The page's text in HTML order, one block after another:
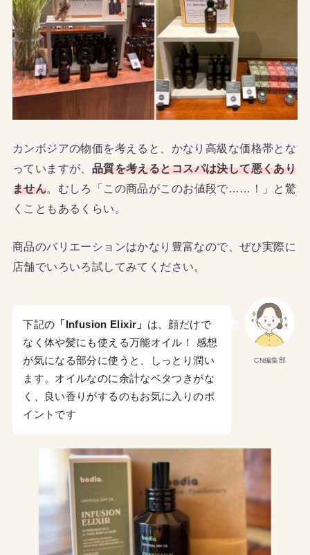
カンボジアの物価を考えると、かなり高級な価格帯とな
っていますが、 品質を考えるとコスパは決して悪くあり
ません 。むしろ「この商品がこのお値段で……！」と驚
くこともあるくらい。
商品のバリエーションはかなり豊富なので、ぜひ実際に
店舗でいろいろ試してみてください。
CN編集部
下記の 「Infusion Elixir」 は、顔だけで
なく体や髪にも使える万能オイル！ 感想
が気になる部分に使うと、しっとり潤い
ます。オイルなのに余計なベタつきがな
く、良い香りがするのもお気に入りのポ
イントです